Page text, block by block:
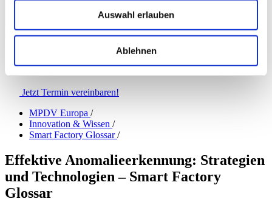
Auswahl erlauben
Ablehnen
Erfahren Sie, wie Sie mit den Lösungen von MPDV
Ihre Fertigung digitalisieren!
Jetzt Termin vereinbaren!
MPDV Europa /
Innovation & Wissen /
Smart Factory Glossar /
Effektive Anomalieerkennung: Strategien
und Technologien – Smart Factory
Glossar